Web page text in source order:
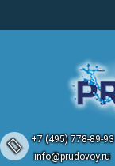
+7 (495) 778-89-93
info@prudovoy.ru